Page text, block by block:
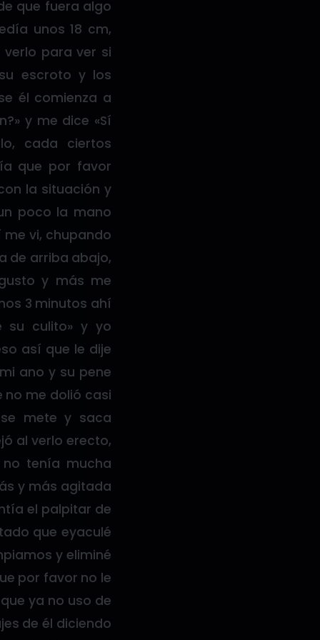
que fuera algo
unos 18 cm,
para ver si
escroto y los
él comienza a
y me dice «Sí
cada ciertos
que por favor
la situación y
poco la mano
vi, chupando
de arriba abajo,
y más me
3 minutos ahí
su culito» y yo
así que le dije
ano y su pene
no me dolió casi
mete y saca
al verlo erecto,
tenía mucha
y más agitada
el palpitar de
que eyaculé
y eliminé
por favor no le
ya no uso de
de él diciendo